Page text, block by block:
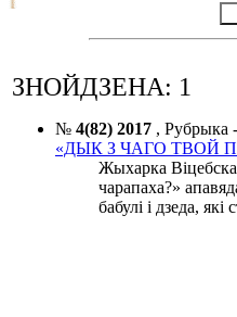
ЗНОЙДЗЕНА: 1
№ 4(82) 2017 , Рубрыка -
«ДЫК З ЧАГО ТВОЙ
Жыхарка
чарапаха?»
бабулі і дзеда, які